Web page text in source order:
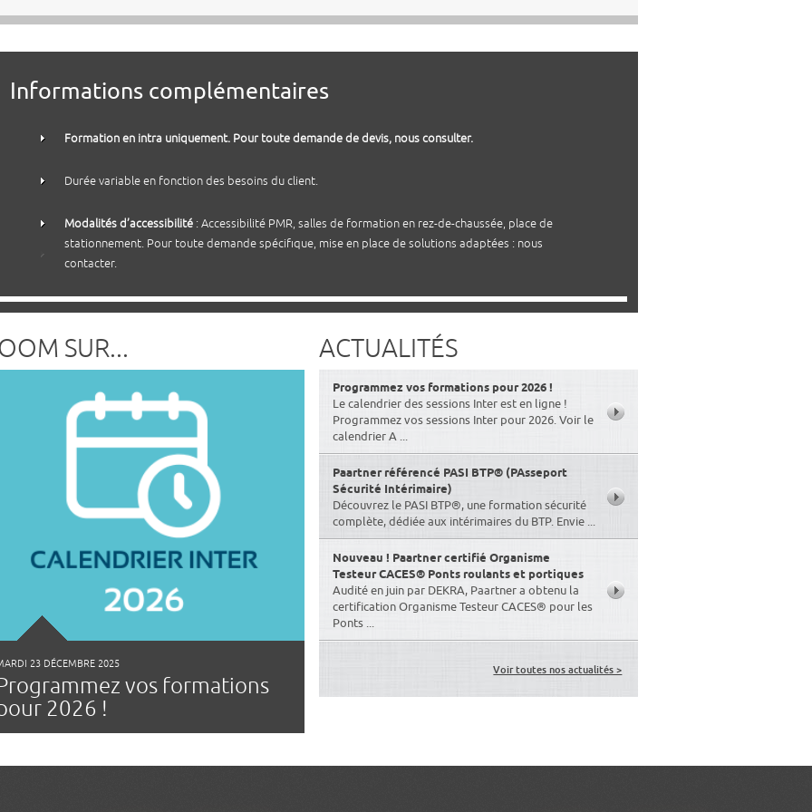
Informations complémentaires
Formation en intra uniquement. Pour toute demande de devis, nous consulter.
Durée variable en fonction des besoins du client.
Modalités d’accessibilité : Accessibilité PMR, salles de formation en rez-de-chaussée, place de
stationnement. Pour toute demande spécifique, mise en place de solutions adaptées : nous
contacter.
SUR...
23 DÉCEMBRE 2025
vos formations
2026 !
ACTUALITÉS
Programmez vos formations pour 2026 !
Le calendrier des sessions Inter est en ligne !
Programmez vos sessions Inter pour 2026. Voir le
calendrier A ...
Paartner référencé PASI BTP® (PAsseport
Sécurité Intérimaire)
Découvrez le PASI BTP®, une formation sécurité
complète, dédiée aux intérimaires du BTP. Envie ...
Nouveau ! Paartner certifié Organisme
Testeur CACES® Ponts roulants et portiques
Audité en juin par DEKRA, Paartner a obtenu la
certification Organisme Testeur CACES® pour les
Ponts ...
Voir toutes nos actualités >